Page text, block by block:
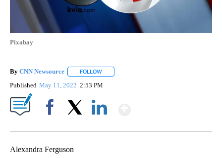
Pixabay
By CNN Newsource FOLLOW
Published May 11, 2022 2:53 PM
Alexandra Ferguson